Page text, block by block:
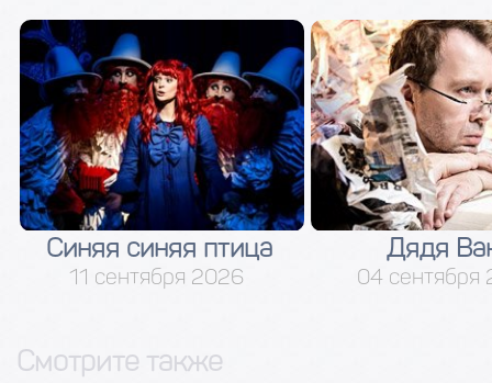
Синяя синяя птица
11 сентября 2026
Дядя
04 сентября
Смотрите также